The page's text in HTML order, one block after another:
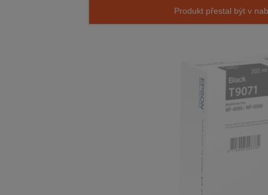
Produkt přestal být v